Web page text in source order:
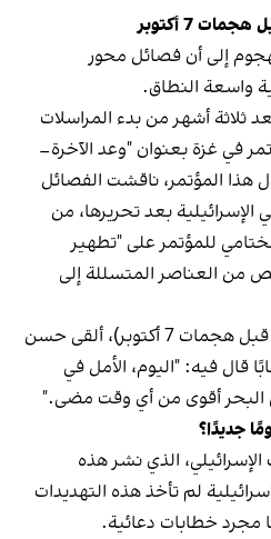
7 أكتوبر
إلى أن فصائل محور
واسعة النطاق.
(أيلول) 2021 (بعد ثلاثة أشهر من بدء المراسلات
عُقد مؤتمر في غزة بعنوان "وعد الآخرة–
هذا المؤتمر، ناقشت الفصائل
الإسرائيلية بعد تحريرها، من
للمؤتمر على "تطهير
من العناصر المتسللة إلى
في مايو 2023 (خمسة أشهر قبل هجمات 7 أكتوبر)، ألقى حسن
قال فيه: "اليوم، الأمل في
البحر أقوى من أي وقت مضى."
جديدًا؟
الذي نشر هذه
لم تأخذ هذه التهديدات
مجرد خطابات دعائية.